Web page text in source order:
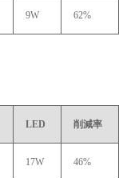
9W 62%
LED 削減率
17W 46%